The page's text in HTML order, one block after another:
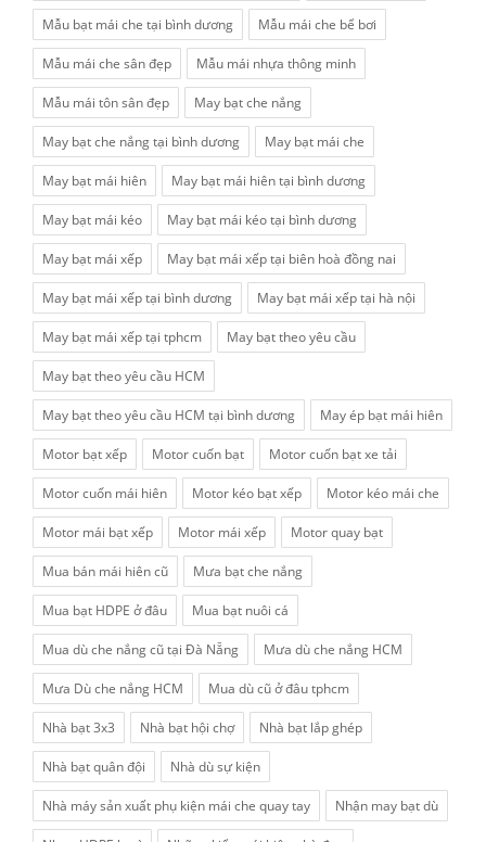
Mẫu bạt mái che tại bình dương Mẫu mái che bể bơi
Mẫu mái che sân đẹp Mẫu mái nhựa thông minh
Mẫu mái tôn sân đẹp May bạt che nắng
May bạt che nắng tại bình dương May bạt mái che
May bạt mái hiên May bạt mái hiên tại bình dương
May bạt mái kéo May bạt mái kéo tại bình dương
May bạt mái xếp May bạt mái xếp tại biên hoà đồng nai
May bạt mái xếp tại bình dương May bạt mái xếp tại hà nội
May bạt mái xếp tại tphcm May bạt theo yêu cầu
May bạt theo yêu cầu HCM
May bạt theo yêu cầu HCM tại bình dương May ép bạt mái hiên
Motor bạt xếp Motor cuốn bạt Motor cuốn bạt xe tải
Motor cuốn mái hiên Motor kéo bạt xếp Motor kéo mái che
Motor mái bạt xếp Motor mái xếp Motor quay bạt
Mua bán mái hiên cũ Mưa bạt che nắng
Mua bạt HDPE ở đâu Mua bạt nuôi cá
Mua dù che nắng cũ tại Đà Nẵng Mưa dù che nắng HCM
Mưa Dù che nắng HCM Mua dù cũ ở đâu tphcm
Nhà bạt 3x3 Nhà bạt hội chợ Nhà bạt lắp ghép
Nhà bạt quân đội Nhà dù sự kiện
Nhà máy sản xuất phụ kiện mái che quay tay Nhận may bạt dù